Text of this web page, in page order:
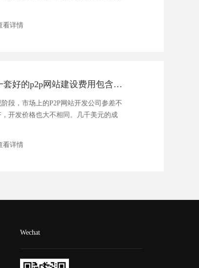
看详情
一套好的p2p网站建设费用包含了哪些部分
阶段，市场上的P2P网站开发公司参差不
，开发价格也大不相同。几千美元的成
看详情
Wechat